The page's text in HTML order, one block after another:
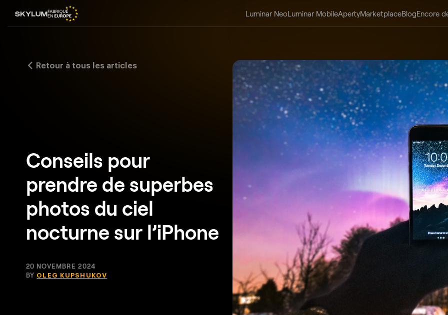
Luminar NeoLuminar MobileApertyMarketplaceBlogEncore
Retour à tous les articles
Conseils pour
prendre de superbes
photos du ciel
nocturne sur l’iPhone
20 NOVEMBRE 2024
BY OLEG KUPSHUKOV